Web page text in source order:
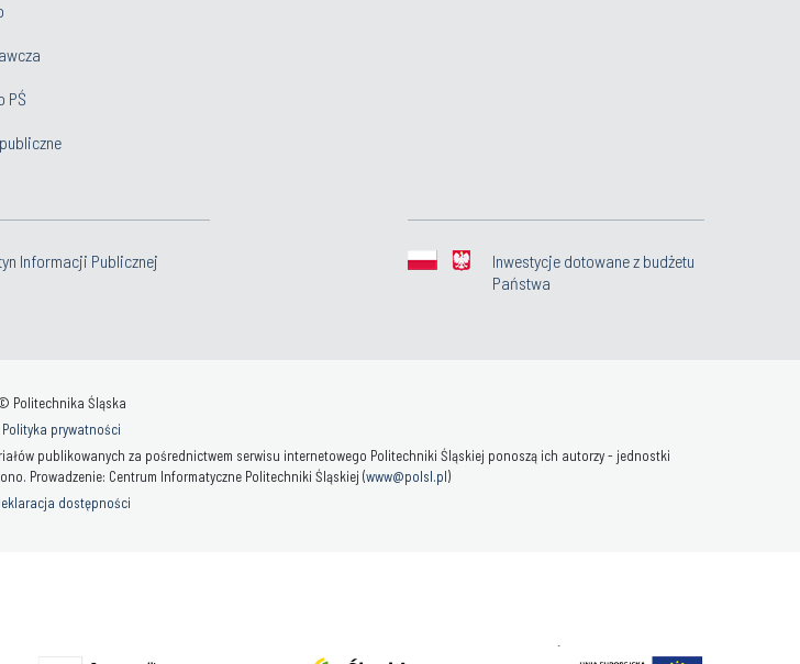
PŚ
Informacji Publicznej
Inwestycje dotowane z budżetu
Państwa
Politechnika Śląska
Polityka prywatności
publikowanych za pośrednictwem serwisu internetowego Politechniki Śląskiej ponoszą ich autorzy - jednostki
Prowadzenie: Centrum Informatyczne Politechniki Śląskiej (www@polsl.pl)
dostępności